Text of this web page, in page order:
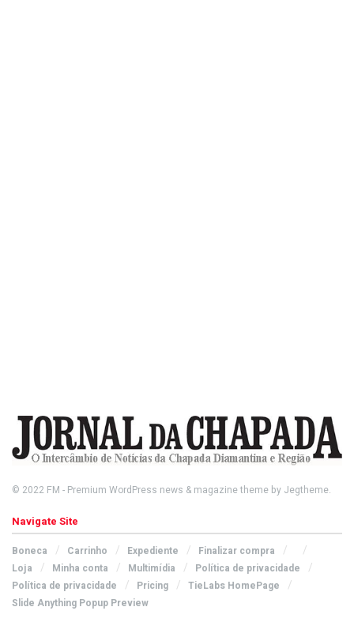
© 2022 FM - Premium WordPress news & magazine theme by Jegtheme.
Navigate Site
Boneca Carrinho Expediente
Finalizar compra
Loja
Minha conta Multimídia
Política de privacidade
Política de privacidade
Pricing
TieLabs HomePage
Slide Anything Popup Preview